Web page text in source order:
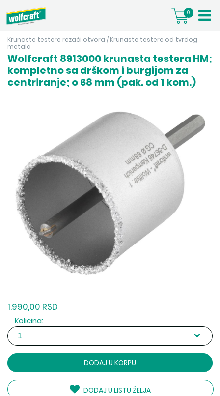
0
Krunaste testere rezači otvora / Krunaste testere od tvrdog
metala
Wolfcraft 8913000 krunasta testera HM;
kompletno sa drškom i burgijom za
centriranje; o 68 mm (pak. od 1 kom.)
1.990,00 RSD
Kolicina:
DODAJ U KORPU
DODAJ U LISTU ŽELJA